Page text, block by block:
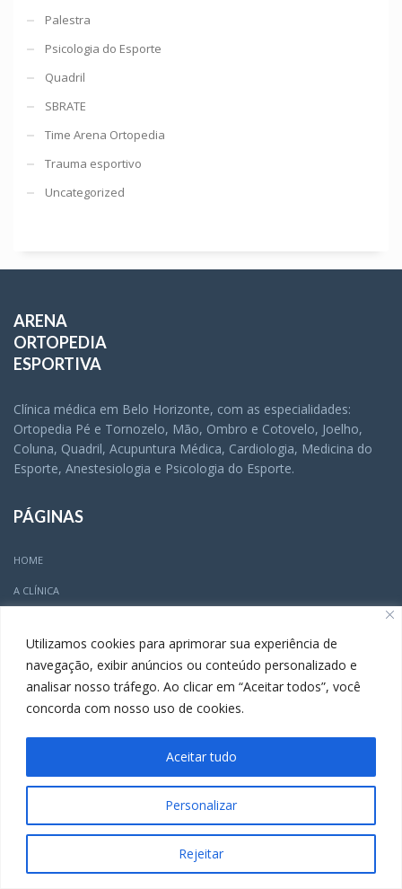
Utilizamos cookies para aprimorar sua experiência de
navegação, exibir anúncios ou conteúdo personalizado e
analisar nosso tráfego. Ao clicar em “Aceitar todos”, você
concorda com nosso uso de cookies.
Personalizar
Rejeitar
Aceitar tudo
Palestra
Psicologia do Esporte
Quadril
SBRATE
Time Arena Ortopedia
Trauma esportivo
Uncategorized
ARENA
ORTOPEDIA
ESPORTIVA
Clínica médica em Belo Horizonte, com as especialidades:
Ortopedia Pé e Tornozelo, Mão, Ombro e Cotovelo, Joelho,
Coluna, Quadril, Acupuntura Médica, Cardiologia, Medicina do
Esporte, Anestesiologia e Psicologia do Esporte.
PÁGINAS
HOME
A CLÍNICA
NOTÍCIAS
CONTATO
Arena Ortopedia Esportiva
Rua Cláudio Manoel, 48 Sala 402
(31) 3504-5005